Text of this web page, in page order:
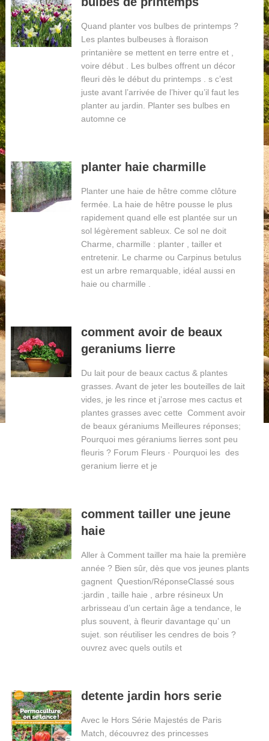
Quand planter vos bulbes de printemps ?
Les plantes bulbeuses à floraison
printanière se mettent en terre entre et ,
voire début . Les bulbes offrent un décor
fleuri dès le début du printemps . s c’est
juste avant l’arrivée de l’hiver qu’il faut les
planter au jardin. Planter ses bulbes en
automne ce
planter haie charmille
Planter une haie de hêtre comme clôture
fermée. La haie de hêtre pousse le plus
rapidement quand elle est plantée sur un
sol légèrement sableux. Ce sol ne doit
Charme, charmille : planter , tailler et
entretenir. Le charme ou Carpinus betulus
est un arbre remarquable, idéal aussi en
haie ou charmille .
comment avoir de beaux
geraniums lierre
Du lait pour de beaux cactus & plantes
grasses. Avant de jeter les bouteilles de lait
vides, je les rince et j’arrose mes cactus et
plantes grasses avec cette Comment avoir
de beaux géraniums Meilleures réponses;
Pourquoi mes géraniums lierres sont peu
fleuris ? Forum Fleurs · Pourquoi les des
geranium lierre et je
comment tailler une jeune
haie
Aller à Comment tailler ma haie la première
année ? Bien sûr, dès que vos jeunes plants
gagnent Question/RéponseClassé sous
:jardin , taille haie , arbre résineux Un
arbrisseau d’un certain âge a tendance, le
plus souvent, à fleurir davantage qu’ un
sujet. son réutiliser les cendres de bois ?
ouvrez avec quels outils et
detente jardin hors serie
Avec le Hors Série Majestés de Paris
Match, découvrez des princesses